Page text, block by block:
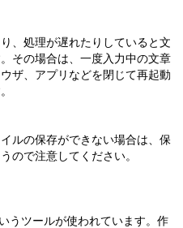
、処理が遅れたりしていると文
その場合は、一度入力中の文章
ザ、アプリなどを閉じて再起動
ルの保存ができない場合は、保
ので注意してください。
うツールが使われています。作